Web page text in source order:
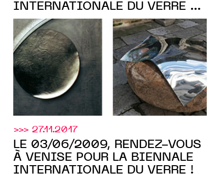
INTERNATIONALE DU VERRE À
VENISE
>>> 27.11.2017
LE 03/06/2009, RENDEZ-VOUS
À VENISE POUR LA BIENNALE
INTERNATIONALE DU VERRE !